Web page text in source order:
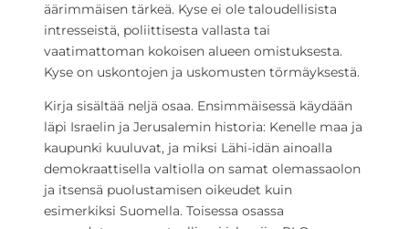
äärimmäisen tärkeä. Kyse ei ole taloudellisista
intresseistä, poliittisesta vallasta tai
vaatimattoman kokoisen alueen omistuksesta.
Kyse on uskontojen ja uskomusten törmäyksestä.
Kirja sisältää neljä osaa. Ensimmäisessä käydään
läpi Israelin ja Jerusalemin historia: Kenelle maa ja
kaupunki kuuluvat, ja miksi Lähi-idän ainoalla
demokraattisella valtiolla on samat olemassaolon
ja itsensä puolustamisen oikeudet kuin
esimerkiksi Suomella. Toisessa osassa